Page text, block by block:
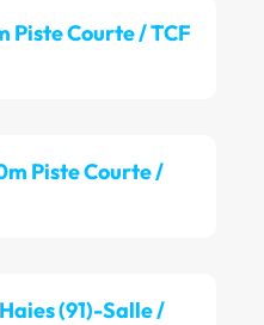
Piste Courte / TCF
Piste Courte /
(91)-Salle /